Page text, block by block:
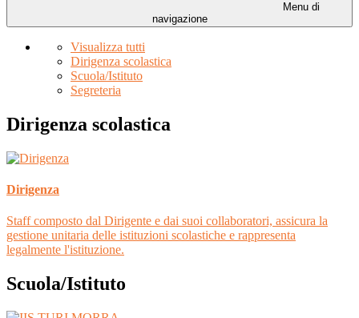
Menu di
navigazione
Visualizza tutti
Dirigenza scolastica
Scuola/Istituto
Segreteria
Dirigenza scolastica
Dirigenza
Staff composto dal Dirigente e dai suoi collaboratori, assicura la
gestione unitaria delle istituzioni scolastiche e rappresenta
legalmente l'istituzione.
Scuola/Istituto